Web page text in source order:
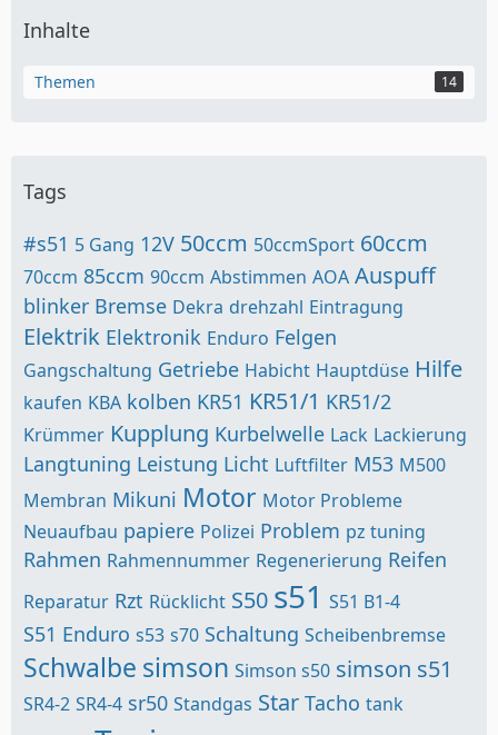
Inhalte
Themen 14
Tags
#s51 5 Gang 12V 50ccm 50ccmSport 60ccm
70ccm 85ccm 90ccm Abstimmen AOA Auspuff
blinker Bremse Dekra drehzahl Eintragung
Elektrik Elektronik Enduro Felgen
Gangschaltung Getriebe Habicht Hauptdüse Hilfe
kaufen KBA kolben KR51 KR51/1 KR51/2
Krümmer Kupplung Kurbelwelle Lack Lackierung
Langtuning Leistung Licht Luftfilter M53 M500
Membran Mikuni Motor Motor Probleme
Neuaufbau papiere Polizei Problem pz tuning
Rahmen Rahmennummer Regenerierung Reifen
Reparatur Rzt Rücklicht S50 s51 S51 B1-4
S51 Enduro s53 s70 Schaltung Scheibenbremse
Schwalbe simson Simson s50 simson s51
SR4-2 SR4-4 sr50 Standgas Star Tacho tank